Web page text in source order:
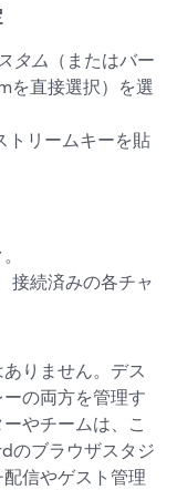
タム （またはバー
を直接選択）を選
トリームキーを貼
接続済みの各チャ
りません。デス
の両方を管理す
やチームは、こ
のブラウザスタジ
信やゲスト管理